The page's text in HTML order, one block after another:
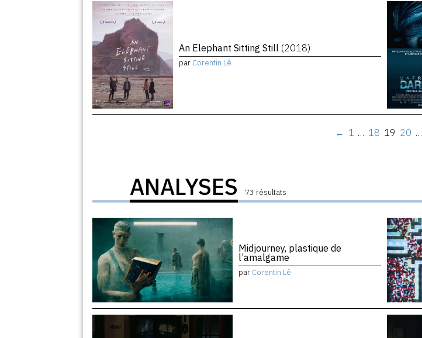
An Elephant Sitting Still (2018)
par Corentin Lê
← 1 … 18 19 20 …
ANALYSES 73 résultats
Midjourney, plastique de
l’amalgame
par Corentin Lê